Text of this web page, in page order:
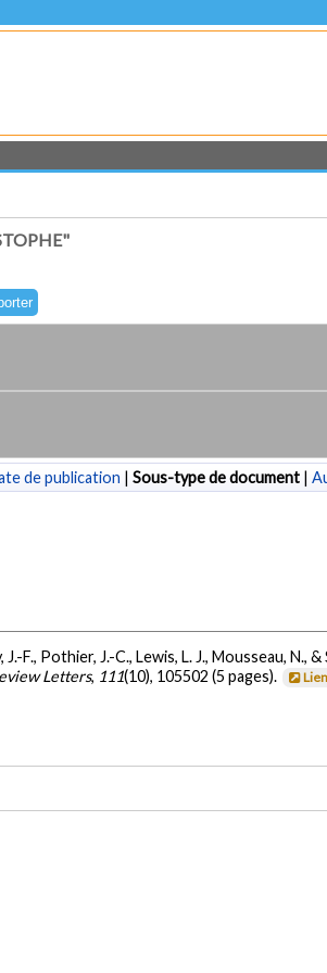
de publication | Sous-type de document |
F., Pothier, J.-C., Lewis, L. J., Mousseau, N.,
Letters, 111(10), 105502 (5 pages).